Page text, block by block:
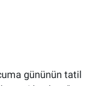
gününün tatil